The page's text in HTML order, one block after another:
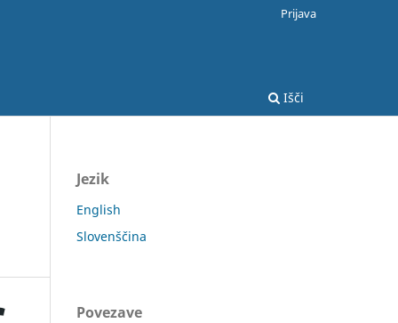
Išči
Prijava
Jezik
English
Slovenščina
Povezave